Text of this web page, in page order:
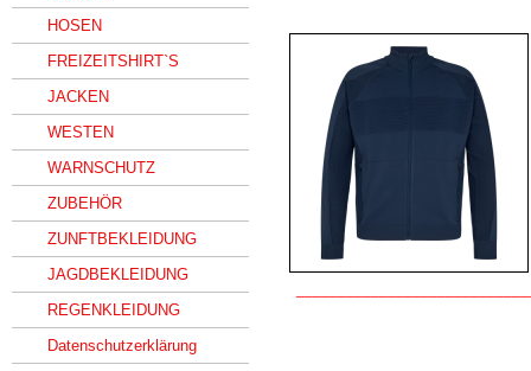
HOSEN
FREIZEITSHIRT`S
JACKEN
WESTEN
WARNSCHUTZ
ZUBEHÖR
ZUNFTBEKLEIDUNG
JAGDBEKLEIDUNG
REGENKLEIDUNG
Datenschutzerklärung